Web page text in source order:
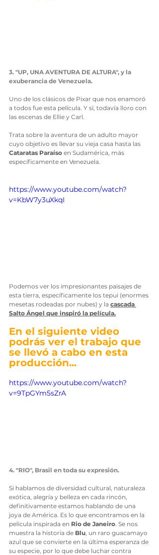
3. "UP, UNA AVENTURA DE ALTURA", y la
exuberancia de Venezuela.
Uno de los clásicos de Pixar que nos enamoró
a todos fue esta película. Y sí, todavía lloro con
las escenas de Ellie y Carl.
Trata sobre la aventura de un adulto mayor
cuyo objetivo es llevar su vieja casa hasta las
Cataratas Paraíso en Sudamérica, más
específicamente en Venezuela.
https://www.youtube.com/watch?
v=KbW7y3uXkqI
Podemos ver los impresionantes paisajes de
esta tierra, específicamente los tepui (enormes
mesetas rodeadas por nubes) y la cascada
Salto Ángel que inspiró la película.
En el siguiente video
podrás ver el trabajo que
se llevó a cabo en esta
producción...
https://www.youtube.com/watch?
v=9TpGYm5sZrA
4. "RIO", Brasil en toda su expresión.
Si hablamos de diversidad cultural, naturaleza
exótica, alegría y belleza en cada rincón,
definitivamente estamos hablando de una
joya de América. Es lo que encontramos en la
película inspirada en Rio de Janeiro. Se nos
muestra la historia de Blu, un raro guacamayo
azul que se convierte en la última esperanza de
su especie, por lo que debe luchar contra